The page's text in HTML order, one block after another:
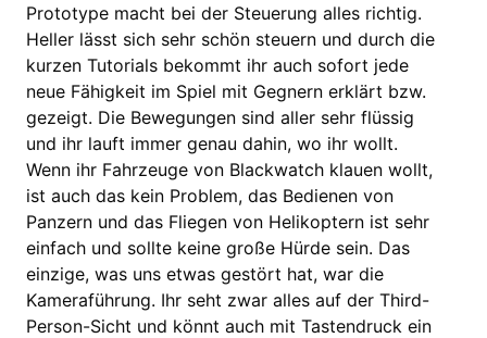
Prototype macht bei der Steuerung alles richtig.
Heller lässt sich sehr schön steuern und durch die
kurzen Tutorials bekommt ihr auch sofort jede
neue Fähigkeit im Spiel mit Gegnern erklärt bzw.
gezeigt. Die Bewegungen sind aller sehr flüssig
und ihr lauft immer genau dahin, wo ihr wollt.
Wenn ihr Fahrzeuge von Blackwatch klauen wollt,
ist auch das kein Problem, das Bedienen von
Panzern und das Fliegen von Helikoptern ist sehr
einfach und sollte keine große Hürde sein. Das
einzige, was uns etwas gestört hat, war die
Kameraführung. Ihr seht zwar alles auf der Third-
Person-Sicht und könnt auch mit Tastendruck ein